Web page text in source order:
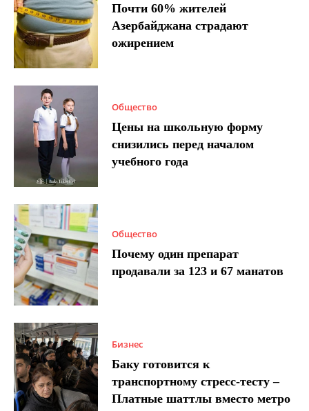
Почти 60% жителей
Азербайджана страдают
ожирением
Общество
Цены на школьную форму
снизились перед началом
учебного года
Общество
Почему один препарат
продавали за 123 и 67 манатов
Бизнес
Баку готовится к
транспортному стресс-тесту –
Платные шаттлы вместо метро